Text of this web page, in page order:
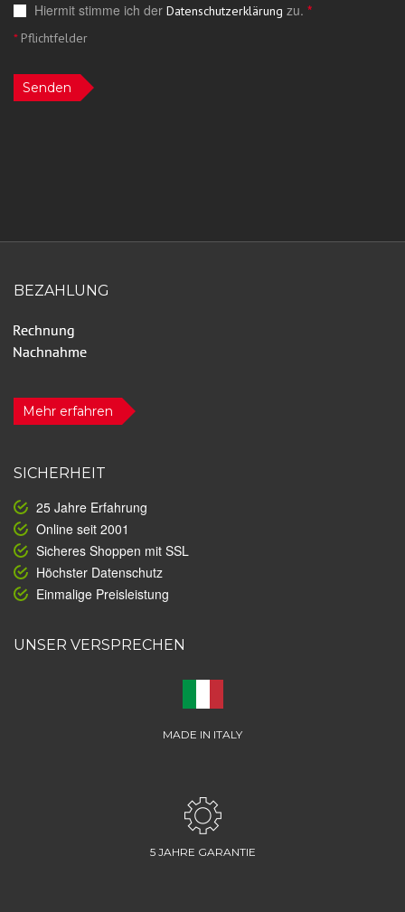
Hiermit stimme ich der Datenschutzerklärung zu. *
*Pflichtfelder
Senden
BEZAHLUNG
Mehr erfahren
SICHERHEIT
25 Jahre Erfahrung
Online seit 2001
Sicheres Shoppen mit SSL
Höchster Datenschutz
Einmalige Preisleistung
UNSER VERSPRECHEN
MADE IN ITALY
5 JAHRE GARANTIE